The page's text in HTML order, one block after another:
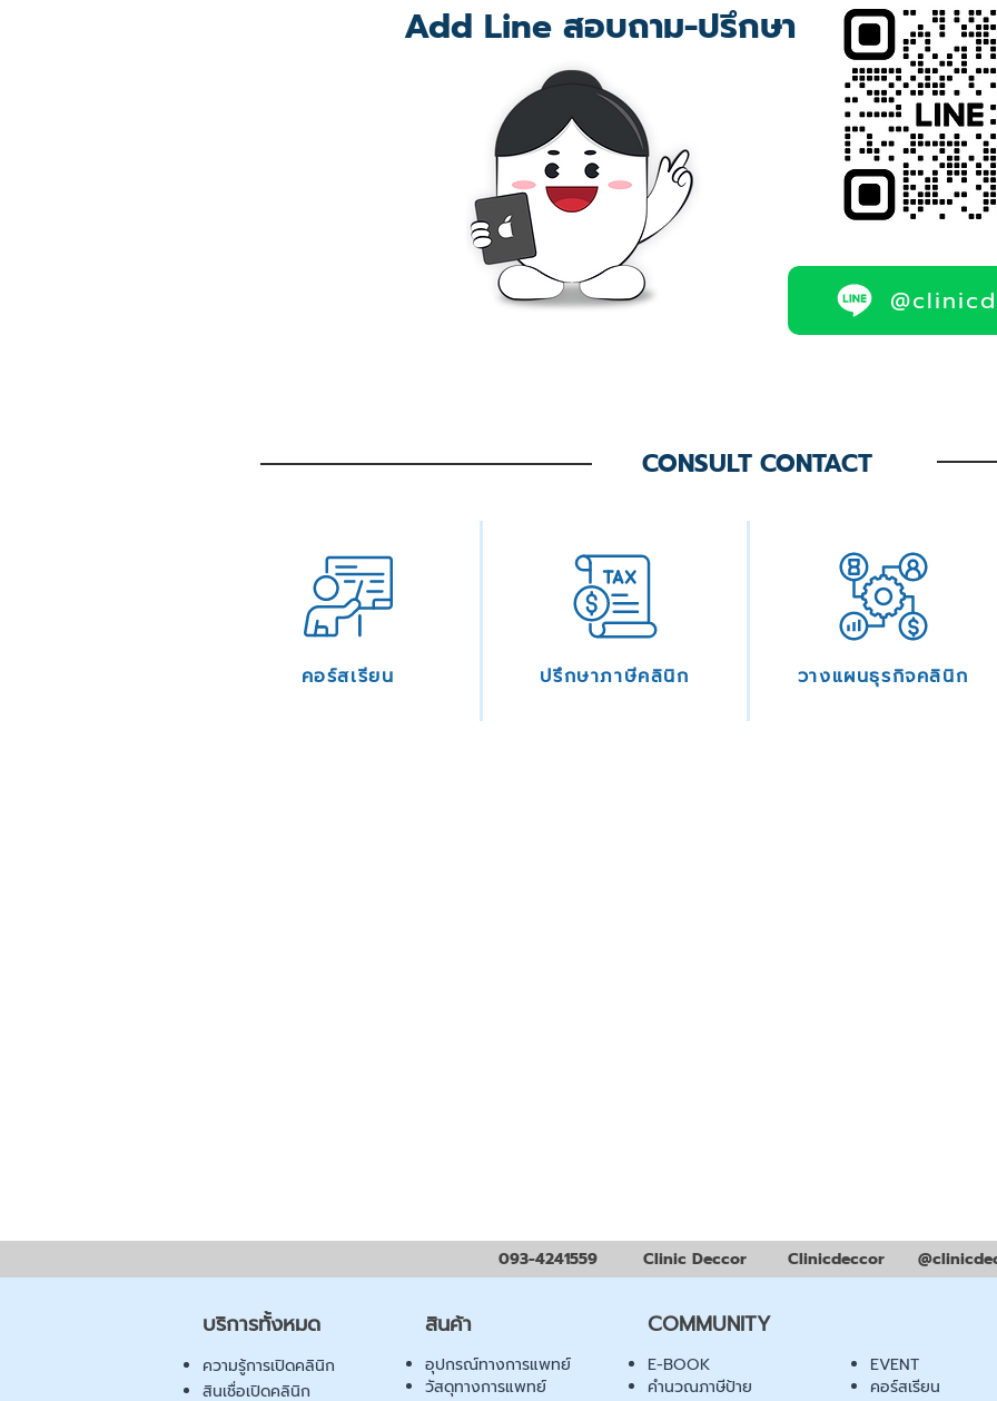
Add Line สอบถาม-ปรึกษา
CONSULT CONTACT
คอร์สเรียน ปรึกษาภาษีคลินิก วางแผนธุรกิจคลินิก
093-4241559 Clinic Deccor Clinicdeccor
บริการทั้งหมด
ความรู้การเปิดคลินิก
สินเชื่อเปิดคลินิก
สินค้า
อุปกรณ์ทางการแพทย์
วัสดุทางการแพทย์
COMMUNITY
E-BOOK
คำนวณภาษีป้าย
EVENT
คอร์สเรียน